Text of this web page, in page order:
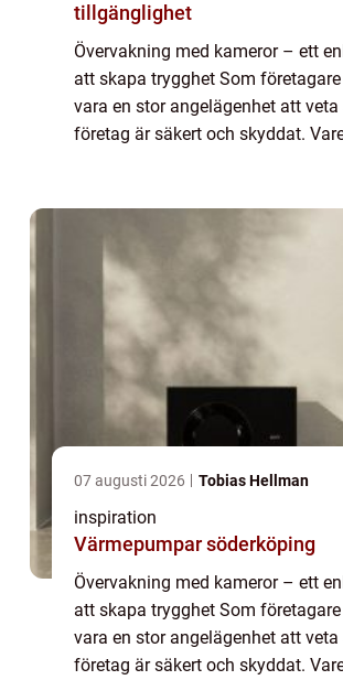
tillgänglighet
Övervakning med kameror – ett
att skapa trygghet Som
vara en stor angelägenhet att
företag är säkert och skyddat.
07 augusti 2026 Tobias Hellman
inspiration
Värmepumpar söderköping
Övervakning med kameror – ett
att skapa trygghet Som
vara en stor angelägenhet att
företag är säkert och skyddat.